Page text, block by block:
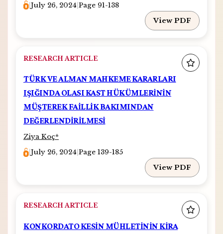
|July 26, 2024 |Page 91-138
View PDF
RESEARCH ARTICLE
TÜRK VE ALMAN MAHKEME KARARLARI
IŞIĞINDA OLASI KAST HÜKÜMLERİNİN
MÜŞTEREK FAİLLİK BAKIMINDAN
DEĞERLENDİRİLMESİ
Ziya Koç*
|July 26, 2024 |Page 139-185
View PDF
RESEARCH ARTICLE
KONKORDATO KESİN MÜHLETİNİN KİRA